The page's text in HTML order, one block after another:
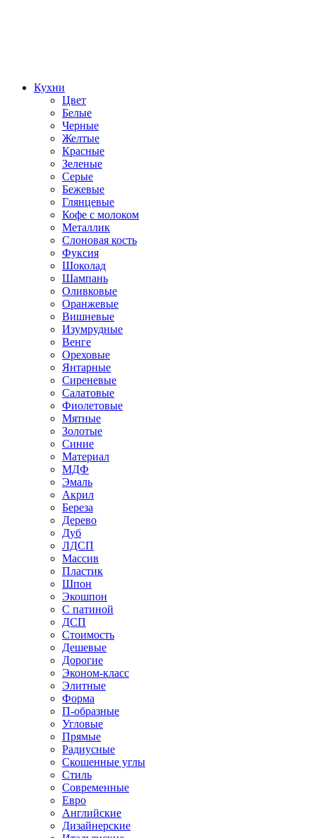
Кухни
Цвет
Белые
Черные
Желтые
Красные
Зеленые
Серые
Бежевые
Глянцевые
Кофе с молоком
Металлик
Слоновая кость
Фуксия
Шоколад
Шампань
Оливковые
Оранжевые
Вишневые
Изумрудные
Венге
Ореховые
Янтарные
Сиреневые
Салатовые
Фиолетовые
Мятные
Золотые
Синие
Материал
МДФ
Эмаль
Акрил
Береза
Дерево
Дуб
ЛДСП
Массив
Пластик
Шпон
Экошпон
С патиной
ДСП
Стоимость
Дешевые
Дорогие
Эконом-класс
Элитные
Форма
П-образные
Угловые
Прямые
Радиусные
Скошенные углы
Стиль
Современные
Евро
Английские
Дизайнерские